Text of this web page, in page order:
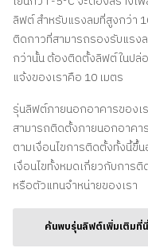
ลิฟต์ สําหรับแรงลมที่สูงกว่า
ติดกาวที่สามารถรองรับแรง
กว่านั้น ต้องติดตั้งลิฟต์ในปล่
แจ้งของเราคือ 10 เมตร
รุ่นลิฟต์ภายนอกอาคารของเ
สามารถติดตั้งภายนอกอาคา
ตามเงื่อนไขการติดตั้งทั้งนี้ขึ้
เงื่อนไขทั้งหมดเกี่ยวกับการ
หรือตัวแทนจําหน่ายของเรา
ค้นพบรุ่นลิฟต์เพิ่มเติมที่นี่